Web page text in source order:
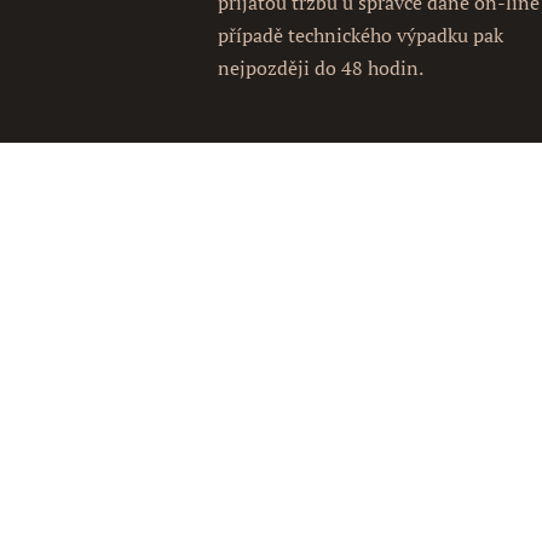
případě technického výpadku pak
nejpozději do 48 hodin.